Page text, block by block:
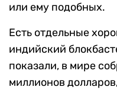
или ему подобных.
Есть отдельные
индийский
показали, в мире
миллионов